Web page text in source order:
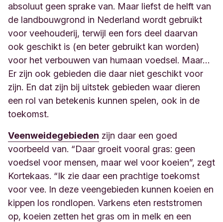
absoluut geen sprake van. Maar liefst de helft van
de landbouwgrond in Nederland wordt gebruikt
voor veehouderij, terwijl een fors deel daarvan
ook geschikt is (en beter gebruikt kan worden)
voor het verbouwen van humaan voedsel. Maar…
Er zijn ook gebieden die daar niet geschikt voor
zijn. En dat zijn bij uitstek gebieden waar dieren
een rol van betekenis kunnen spelen, ook in de
toekomst.
Veenweidegebieden zijn daar een goed
voorbeeld van. “Daar groeit vooral gras: geen
voedsel voor mensen, maar wel voor koeien”, zegt
Kortekaas. “Ik zie daar een prachtige toekomst
voor vee. In deze veengebieden kunnen koeien en
kippen los rondlopen. Varkens eten reststromen
op, koeien zetten het gras om in melk en een